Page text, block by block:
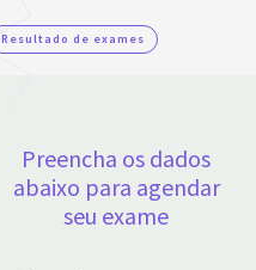
Resultado de exames
Preencha os dados
abaixo para agendar
seu exame